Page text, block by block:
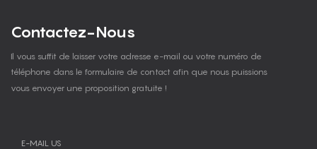
Contactez-Nous
Il vous suffit de laisser votre adresse e-mail ou votre numéro de
téléphone dans le formulaire de contact afin que nous puissions
vous envoyer une proposition gratuite !
E-MAIL US